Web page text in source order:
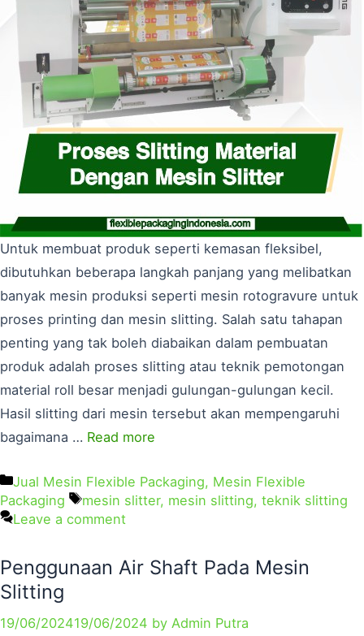
Untuk membuat produk seperti kemasan fleksibel,
dibutuhkan beberapa langkah panjang yang melibatkan
banyak mesin produksi seperti mesin rotogravure untuk
proses printing dan mesin slitting. Salah satu tahapan
penting yang tak boleh diabaikan dalam pembuatan
produk adalah proses slitting atau teknik pemotongan
material roll besar menjadi gulungan-gulungan kecil.
Hasil slitting dari mesin tersebut akan mempengaruhi
bagaimana … Read more
Jual Mesin Flexible Packaging, Mesin Flexible
Packaging
mesin slitter, mesin slitting,teknik slitting
Leave a comment
Penggunaan Air Shaft Pada Mesin
Slitting
19/06/202419/06/2024 by Admin Putra